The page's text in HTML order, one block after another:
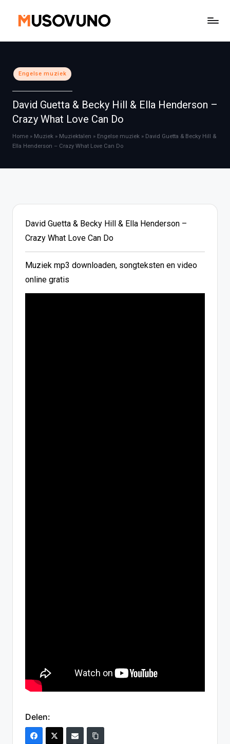
Geplaatst
in
Engelse muziek
David Guetta & Becky Hill & Ella Henderson –
Crazy What Love Can Do
Home » Muziek » Muziektalen » Engelse muziek » David Guetta & Becky Hill &
Ella Henderson – Crazy What Love Can Do
David Guetta & Becky Hill & Ella Henderson –
Crazy What Love Can Do
Muziek mp3 downloaden, songteksten en video
online gratis
Delen: